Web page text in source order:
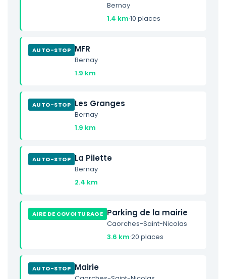
Bernay
1.4 km·10 places
AUTO-STOP MFR
Bernay
1.9 km
AUTO-STOP Les Granges
Bernay
1.9 km
AUTO-STOP La Pilette
Bernay
2.4 km
AIRE DE COVOITURAGE Parking de la mairie
Caorches-Saint-Nicolas
3.6 km·20 places
AUTO-STOP Mairie